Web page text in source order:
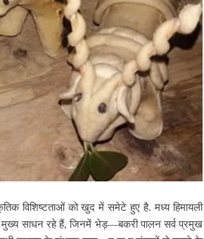
विशिष्टताओं को खुद में समेटे हुए है. मध्य हिमायली
मुख्य साधन रहे हैं, जिनमें भेड़—बकरी पालन सर्व प्रमुख